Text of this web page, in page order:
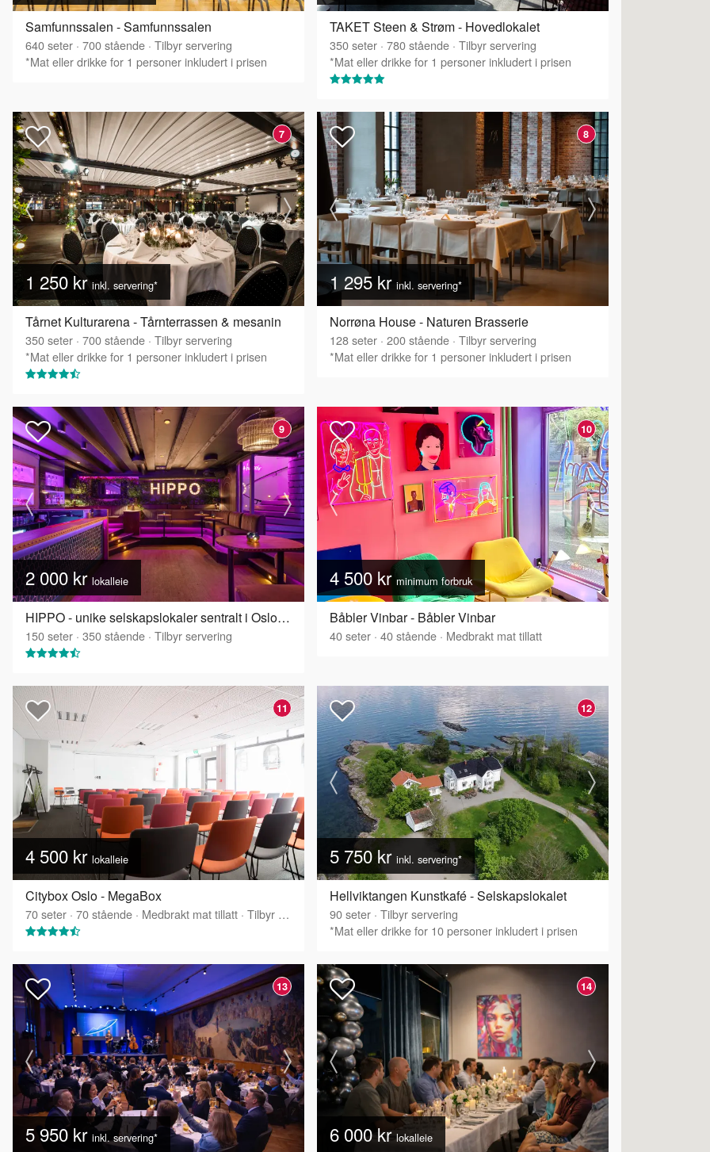
Samfunnssalen - Samfunnssalen
640seter · 700stående · Tilbyr servering
*Mat eller drikke for 1 personer inkludert i prisen
TAKET Steen & Strøm - Hovedlokalet
350seter · 780stående · Tilbyr servering
*Mat eller drikke for 1 personer inkludert i prisen
7
1 250 kr inkl. servering*
Tårnet Kulturarena - Tårnterrassen & mesanin
350seter · 700stående · Tilbyr servering
*Mat eller drikke for 1 personer inkludert i prisen
8
1 295 kr inkl. servering*
Norrøna House - Naturen Brasserie
128seter · 200stående · Tilbyr servering
*Mat eller drikke for 1 personer inkludert i prisen
9
2 000 kr lokalleie
HIPPO - unike selskapslokaler sentralt i Oslo - Hippo
150seter · 350stående · Tilbyr servering
10
4 500 krminimum forbruk
Båbler Vinbar - Båbler Vinbar
40seter · 40stående · Medbrakt mat tillatt
11
4 500 kr lokalleie
Citybox Oslo - MegaBox
70seter · 70stående · Medbrakt mat tillatt · Tilbyr servering
12
5 750 kr inkl. servering*
Hellviktangen Kunstkafé - Selskapslokalet
90seter · Tilbyr servering
*Mat eller drikke for 10 personer inkludert i prisen
13
5 950 kr inkl. servering*
14
6 000 krlokalleie